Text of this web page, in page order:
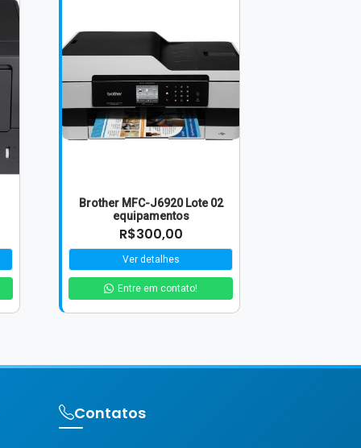
Brother MFC-J6920 Lote 02
equipamentos
R$300,00
Ver detalhes
Entre em contato!
Contatos